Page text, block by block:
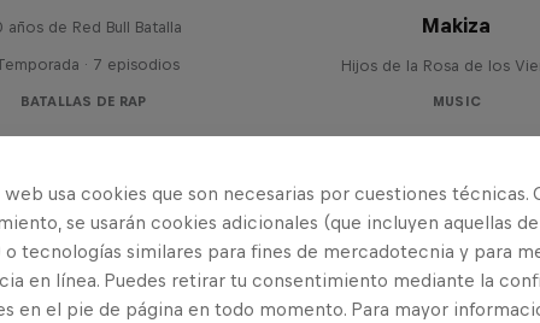
años de Red Bull Batalla
· 7 episodios
BATALLAS DE RAP
Makiza
Hijos de la Rosa de los
MUSIC
web usa cookies que son necesarias por cuestiones técnicas.
se usarán cookies adicionales (que incluyen aquellas de
tecnologías similares para fines de mercadotecnia y para
en línea. Puedes retirar tu consentimiento mediante la
en el pie de página en todo momento. Para mayor